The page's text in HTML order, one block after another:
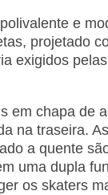
e
projetado
exigidos
em chapa de
na traseira.
a quente
uma dupla
os skaters